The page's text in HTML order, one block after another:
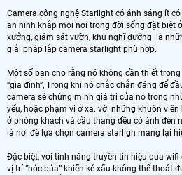
Camera công nghệ Starlight có ánh sáng ít
an ninh khắp mọi nơi trong đời sống đặt biệt
xưởng, giám sát vườn, khu nghĩ dưỡng là
giải pháp lắp camera starlight phù hợp.
Một số bạn cho rằng nó không cần thiết
“gia đình”, Trong khi nó chắc chắn đáng để
camera sẽ chứng minh giá trị của nó trong
yếu, hoặc phạm vi ở xa. với những khuôn
ở phòng khách và cầu thang đều có ánh đèn
là nơi đê lựa chọn camera starligh mang lại
Đặc biệt, với tính năng truyền tín hiệu qua
vị trí “hóc búa” khiến kẻ xấu không thể thoát